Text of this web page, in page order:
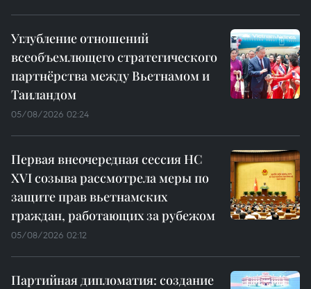
Углубление отношений
всеобъемлющего стратегического
партнёрства между Вьетнамом и
Таиландом
05/08/2026 02:24
Первая внеочередная сессия НС
XVI созыва рассмотрела меры по
защите прав вьетнамских
граждан, работающих за рубежом
05/08/2026 02:12
Партийная дипломатия: создание